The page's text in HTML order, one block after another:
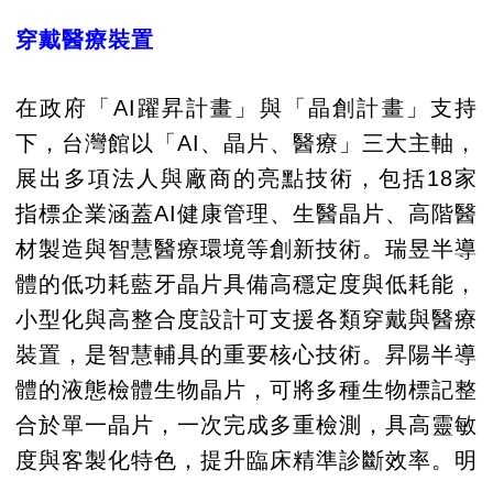
穿戴醫療裝置
在政府「AI躍昇計畫」與「晶創計畫」支持
下，台灣館以「AI、晶片、醫療」三大主軸，
展出多項法人與廠商的亮點技術，包括18家
指標企業涵蓋AI健康管理、生醫晶片、高階醫
材製造與智慧醫療環境等創新技術。瑞昱半導
體的低功耗藍牙晶片具備高穩定度與低耗能，
小型化與高整合度設計可支援各類穿戴與醫療
裝置，是智慧輔具的重要核心技術。昇陽半導
體的液態檢體生物晶片，可將多種生物標記整
合於單一晶片，一次完成多重檢測，具高靈敏
度與客製化特色，提升臨床精準診斷效率。明